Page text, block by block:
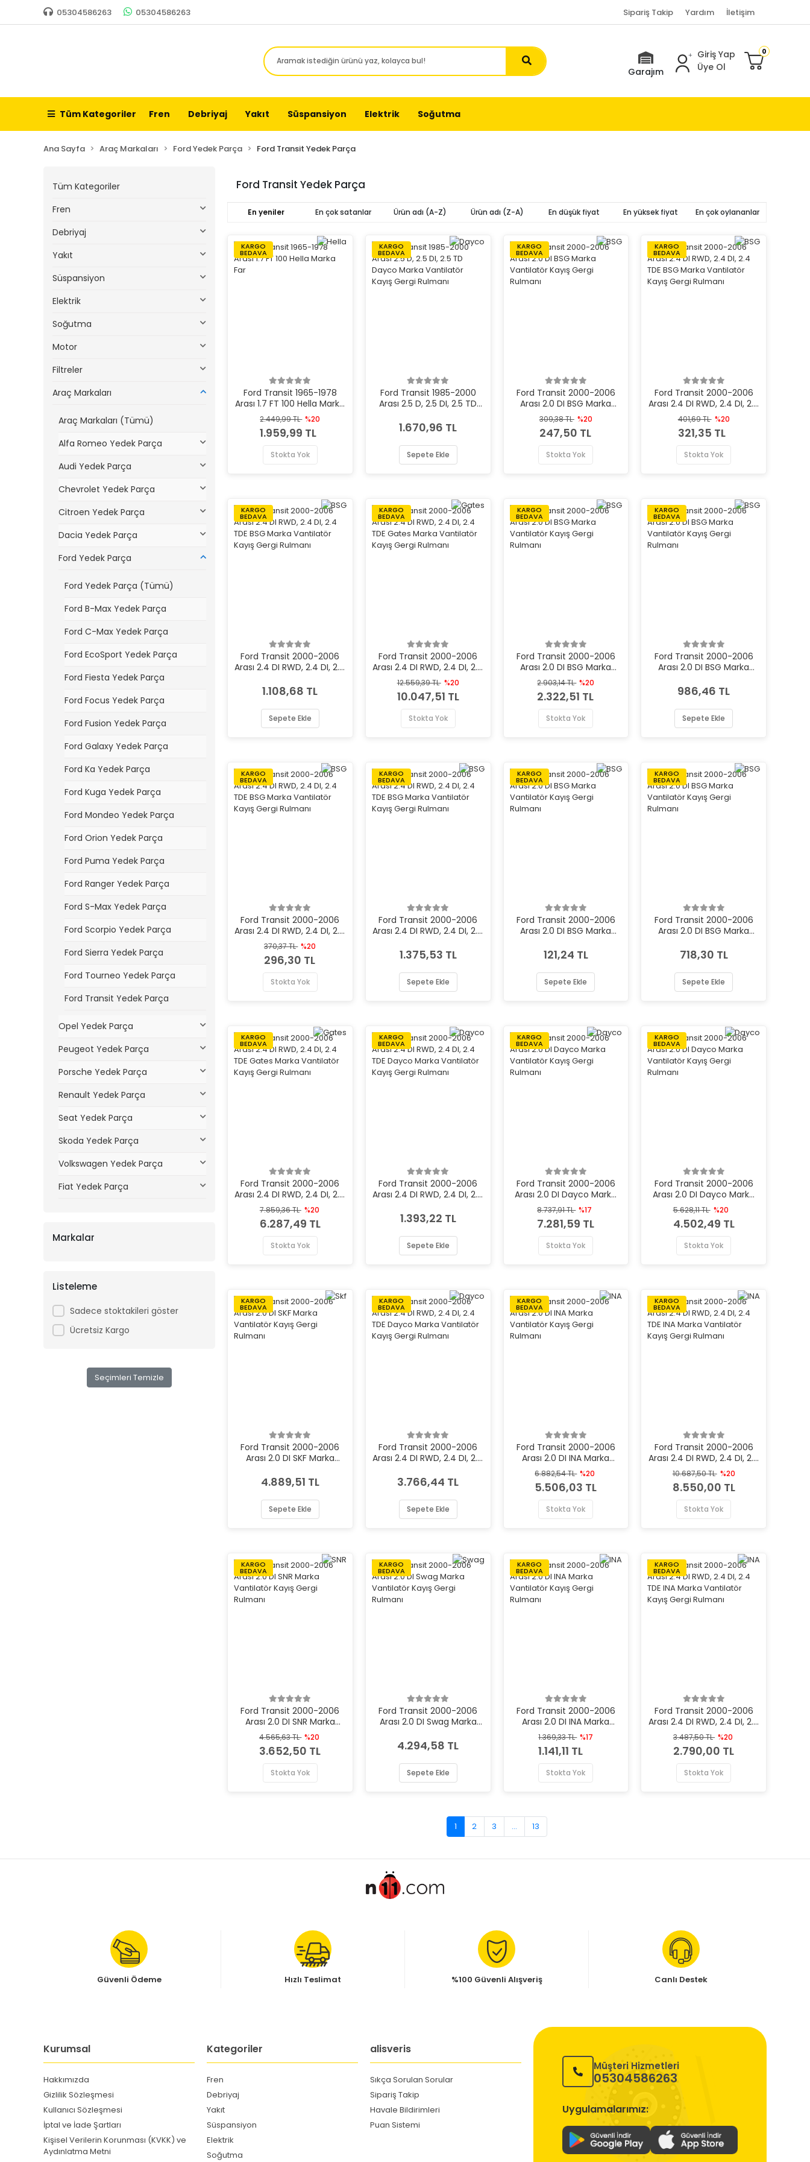
05304586263 05304586263 Sipariş Takip Yardım İletişim
Garajım
Giriş Yap
Üye Ol
0
Tüm Kategoriler Fren Debriyaj Yakıt Süspansiyon Elektrik Soğutma
Ana Sayfa Araç Markaları Ford Yedek Parça Ford Transit Yedek Parça
Tüm Kategoriler
Fren
Debriyaj
Yakıt
Süspansiyon
Elektrik
Soğutma
Motor
Filtreler
Araç Markaları
Araç Markaları (Tümü)
Alfa Romeo Yedek Parça
Audi Yedek Parça
Chevrolet Yedek Parça
Citroen Yedek Parça
Dacia Yedek Parça
Ford Yedek Parça
Ford Yedek Parça (Tümü)
Ford B-Max Yedek Parça
Ford C-Max Yedek Parça
Ford EcoSport Yedek Parça
Ford Fiesta Yedek Parça
Ford Focus Yedek Parça
Ford Fusion Yedek Parça
Ford Galaxy Yedek Parça
Ford Ka Yedek Parça
Ford Kuga Yedek Parça
Ford Mondeo Yedek Parça
Ford Orion Yedek Parça
Ford Puma Yedek Parça
Ford Ranger Yedek Parça
Ford S-Max Yedek Parça
Ford Scorpio Yedek Parça
Ford Sierra Yedek Parça
Ford Tourneo Yedek Parça
Ford Transit Yedek Parça
Opel Yedek Parça
Peugeot Yedek Parça
Porsche Yedek Parça
Renault Yedek Parça
Seat Yedek Parça
Skoda Yedek Parça
Volkswagen Yedek Parça
Fiat Yedek Parça
Markalar
Listeleme
Sadece stoktakileri göster
Ücretsiz Kargo
Seçimleri Temizle
Ford Transit Yedek Parça
En yeniler En çok satanlar Ürün adı (A-Z) Ürün adı (Z-A) En düşük fiyat En yüksek fiyat En çok oylananlar
KARGO
BEDAVA
Ford Transit 1965-1978
Arası 1.7 FT 100 Hella Marka
Far
2.449,99 TL %20
1.959,99 TL
Stokta Yok
KARGO
BEDAVA
Ford Transit 1985-2000
Arası 2.5 D, 2.5 DI, 2.5 TD
Kayış Gergi Rulmanı
1.670,96 TL
Sepete Ekle
KARGO
BEDAVA
Ford Transit 2000-2006
Arası 2.0 DI BSG Marka
Vantilatör Kayış Gergi
Rulmanı
309,38 TL %20
247,50 TL
Stokta Yok
KARGO
BEDAVA
Ford Transit 2000-2006
Arası 2.4 DI RWD, 2.4 DI, 2.4
TDE BSG Marka Vantilatör
Kayış Gergi Rulmanı
401,69 TL %20
321,35 TL
Stokta Yok
KARGO
BEDAVA
Ford Transit 2000-2006
Arası 2.4 DI RWD, 2.4 DI, 2.4
Kayış Gergi Rulmanı
1.108,68 TL
Sepete Ekle
KARGO
BEDAVA
Ford Transit 2000-2006
Arası 2.4 DI RWD, 2.4 DI, 2.4
TDE Gates Marka
Vantilatör Kayış Gergi
Rulmanı
12.559,39 TL %20
10.047,51 TL
Stokta Yok
KARGO
BEDAVA
Ford Transit 2000-2006
Arası 2.0 DI BSG Marka
Vantilatör Kayış Gergi
Rulmanı
2.903,14 TL %20
2.322,51 TL
Stokta Yok
KARGO
BEDAVA
Ford Transit 2000-2006
Arası 2.0 DI BSG Marka
Rulmanı
986,46 TL
Sepete Ekle
KARGO
BEDAVA
Ford Transit 2000-2006
Arası 2.4 DI RWD, 2.4 DI, 2.4
TDE BSG Marka Vantilatör
Kayış Gergi Rulmanı
370,37 TL %20
296,30 TL
Stokta Yok
KARGO
BEDAVA
Ford Transit 2000-2006
Arası 2.4 DI RWD, 2.4 DI, 2.4
Kayış Gergi Rulmanı
1.375,53 TL
Sepete Ekle
KARGO
BEDAVA
Ford Transit 2000-2006
Arası 2.0 DI BSG Marka
Rulmanı
121,24 TL
Sepete Ekle
KARGO
BEDAVA
Ford Transit 2000-2006
Arası 2.0 DI BSG Marka
Rulmanı
718,30 TL
Sepete Ekle
KARGO
BEDAVA
Ford Transit 2000-2006
Arası 2.4 DI RWD, 2.4 DI, 2.4
TDE Gates Marka
Vantilatör Kayış Gergi
Rulmanı
7.859,36 TL %20
6.287,49 TL
Stokta Yok
KARGO
BEDAVA
Ford Transit 2000-2006
Arası 2.4 DI RWD, 2.4 DI, 2.4
Vantilatör Kayış Gergi
Rulmanı
1.393,22 TL
Sepete Ekle
KARGO
BEDAVA
Ford Transit 2000-2006
Arası 2.0 DI Dayco Marka
Vantilatör Kayış Gergi
Rulmanı
8.737,91 TL %17
7.281,59 TL
Stokta Yok
KARGO
BEDAVA
Ford Transit 2000-2006
Arası 2.0 DI Dayco Marka
Vantilatör Kayış Gergi
Rulmanı
5.628,11 TL %20
4.502,49 TL
Stokta Yok
KARGO
BEDAVA
Ford Transit 2000-2006
Arası 2.0 DI SKF Marka
Rulmanı
4.889,51 TL
Sepete Ekle
KARGO
BEDAVA
Ford Transit 2000-2006
Arası 2.4 DI RWD, 2.4 DI, 2.4
Vantilatör Kayış Gergi
Rulmanı
3.766,44 TL
Sepete Ekle
KARGO
BEDAVA
Ford Transit 2000-2006
Arası 2.0 DI INA Marka
Vantilatör Kayış Gergi
Rulmanı
6.882,54 TL %20
5.506,03 TL
Stokta Yok
KARGO
BEDAVA
Ford Transit 2000-2006
Arası 2.4 DI RWD, 2.4 DI, 2.4
TDE INA Marka Vantilatör
Kayış Gergi Rulmanı
10.687,50 TL %20
8.550,00 TL
Stokta Yok
KARGO
BEDAVA
Ford Transit 2000-2006
Arası 2.0 DI SNR Marka
Vantilatör Kayış Gergi
Rulmanı
4.565,63 TL %20
3.652,50 TL
Stokta Yok
KARGO
BEDAVA
Ford Transit 2000-2006
Arası 2.0 DI Swag Marka
Rulmanı
4.294,58 TL
Sepete Ekle
KARGO
BEDAVA
Ford Transit 2000-2006
Arası 2.0 DI INA Marka
Vantilatör Kayış Gergi
Rulmanı
1.369,33 TL %17
1.141,11 TL
Stokta Yok
KARGO
BEDAVA
Ford Transit 2000-2006
Arası 2.4 DI RWD, 2.4 DI, 2.4
TDE INA Marka Vantilatör
Kayış Gergi Rulmanı
3.487,50 TL %20
2.790,00 TL
Stokta Yok
1 2 3 ... 13
Güvenli Ödeme Hızlı Teslimat %100 Güvenli Alışveriş Canlı Destek
Kurumsal
Hakkımızda
Gizlilik Sözleşmesi
Kullanıcı Sözleşmesi
İptal ve İade Şartları
Kişisel Verilerin Korunması (KVKK) ve
Aydınlatma Metni
Kategoriler
Fren
Debriyaj
Yakıt
Süspansiyon
Elektrik
Soğutma
alisveris
Sıkça Sorulan Sorular
Sipariş Takip
Havale Bildirimleri
Puan Sistemi
Müşteri Hizmetleri
05304586263
Uygulamalarımız: